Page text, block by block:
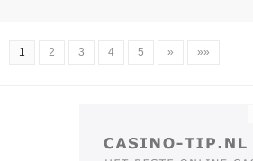
1 2 3 4 5 » »»